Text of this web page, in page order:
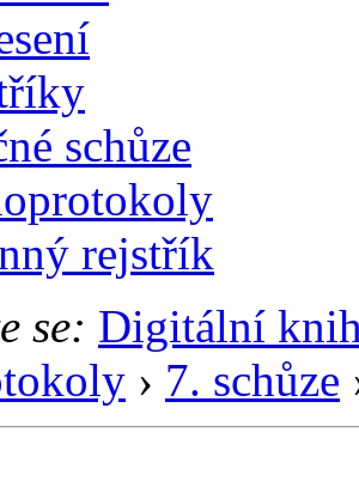
schůze
rejstřík
se: Digitální
› 7. schůze